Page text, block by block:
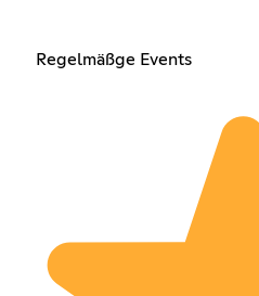
Regelmäßge Events